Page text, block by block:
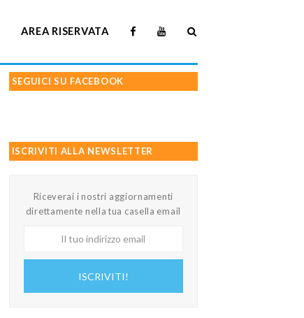
AREA RISERVATA
SEGUICI SU FACEBOOK
ISCRIVITI ALLA NEWSLETTER
Riceverai i nostri aggiornamenti
direttamente nella tua casella email
ISCRIVITI!